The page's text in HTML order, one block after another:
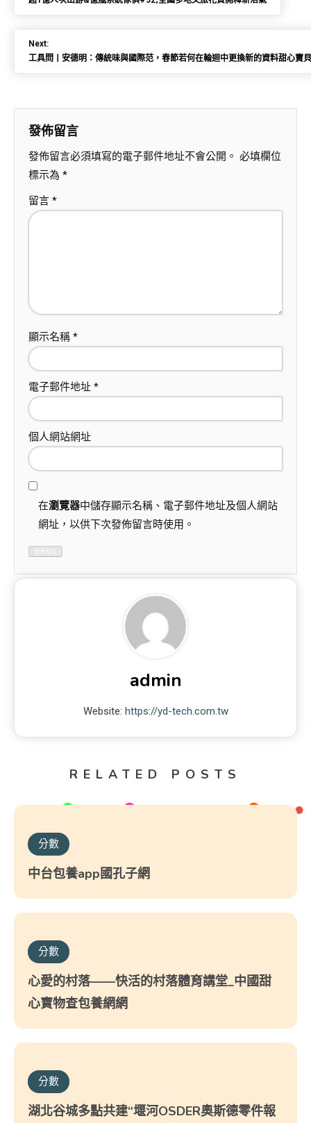
Next:
工具問丨安德明：傳統味與國際范，春節若何在輪迴中更換新的資料甜心寶
發佈留言
發佈留言必須填寫的電子郵件地址不會公開。 必填欄位
標示為 *
留言 *
顯示名稱 *
電子郵件地址 *
個人網站網址
在瀏覽器中儲存顯示名稱、電子郵件地址及個人網站
網址，以供下次發佈留言時使用。
admin
Website: https://yd-tech.com.tw
RELATED POSTS
分數
中台包養app國孔子網
分數
心愛的村落——快活的村落體育講堂_中國甜
心寶物查包養網網
分數
湖北谷城多點共建“堰河OSDER奧斯德零件報